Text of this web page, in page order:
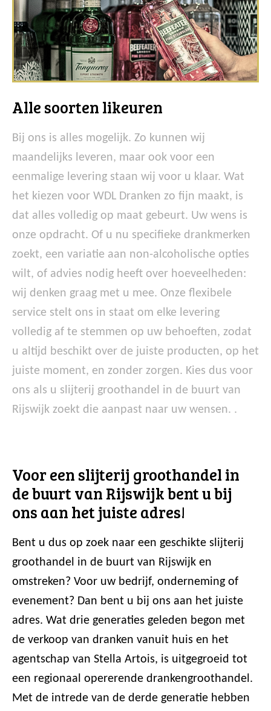
Alle soorten likeuren
Bij ons is alles mogelijk. Zo kunnen wij
maandelijks leveren, maar ook voor een
eenmalige levering staan wij voor u klaar. Wat
het kiezen voor WDL Dranken zo fijn maakt, is
dat alles volledig op maat gebeurt. Uw wens is
onze opdracht. Of u nu specifieke drankmerken
zoekt, een variatie aan non-alcoholische opties
wilt, of advies nodig heeft over hoeveelheden:
wij denken graag met u mee. Onze flexibele
service stelt ons in staat om elke levering
volledig af te stemmen op uw behoeften, zodat
u altijd beschikt over de juiste producten, op het
juiste moment, en zonder zorgen. Kies dus voor
ons als u slijterij groothandel in de buurt van
Rijswijk zoekt die aanpast naar uw wensen. .
Voor een slijterij groothandel in
de buurt van Rijswijk bent u bij
ons aan het juiste adres!
Bent u dus op zoek naar een geschikte slijterij
groothandel in de buurt van Rijswijk en
omstreken? Voor uw bedrijf, onderneming of
evenement? Dan bent u bij ons aan het juiste
adres. Wat drie generaties geleden begon met
de verkoop van dranken vanuit huis en het
agentschap van Stella Artois, is uitgegroeid tot
een regionaal opererende drankengroothandel.
Met de intrede van de derde generatie hebben